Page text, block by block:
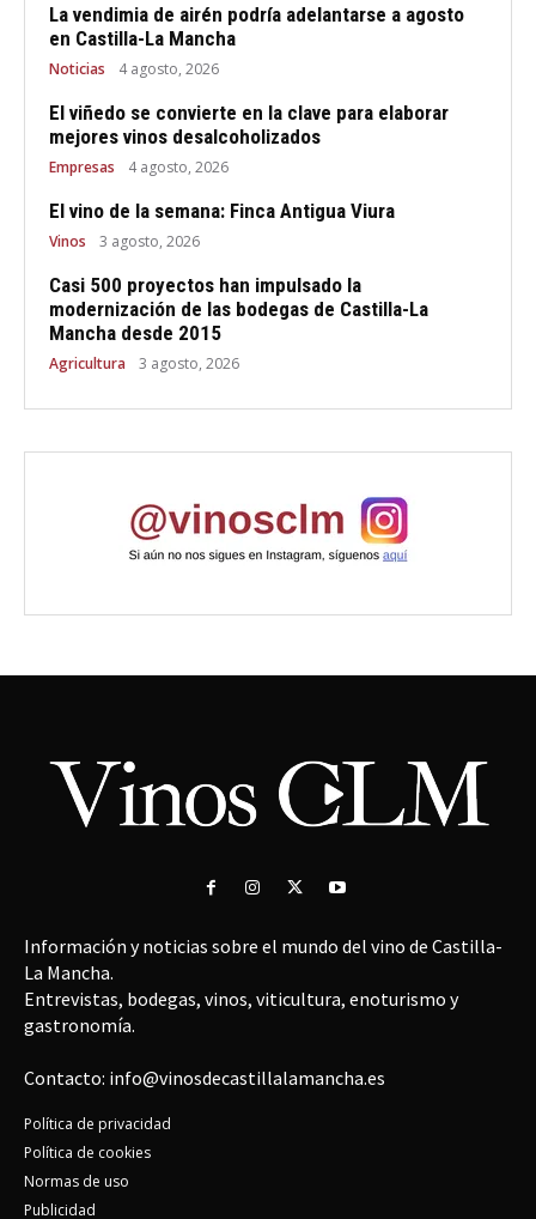
La vendimia de airén podría adelantarse a agosto
en Castilla-La Mancha
Noticias 4 agosto, 2026
El viñedo se convierte en la clave para elaborar
mejores vinos desalcoholizados
Empresas 4 agosto, 2026
El vino de la semana: Finca Antigua Viura
Vinos 3 agosto, 2026
Casi 500 proyectos han impulsado la
modernización de las bodegas de Castilla-La
Mancha desde 2015
Agricultura 3 agosto, 2026
Información y noticias sobre el mundo del vino de Castilla-
La Mancha.
Entrevistas, bodegas, vinos, viticultura, enoturismo y
gastronomía.
Contacto: info@vinosdecastillalamancha.es
Política de privacidad
Política de cookies
Normas de uso
Publicidad